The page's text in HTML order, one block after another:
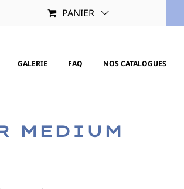
PANIER
GALERIE FAQ NOS CATALOGUES
MEDIUM